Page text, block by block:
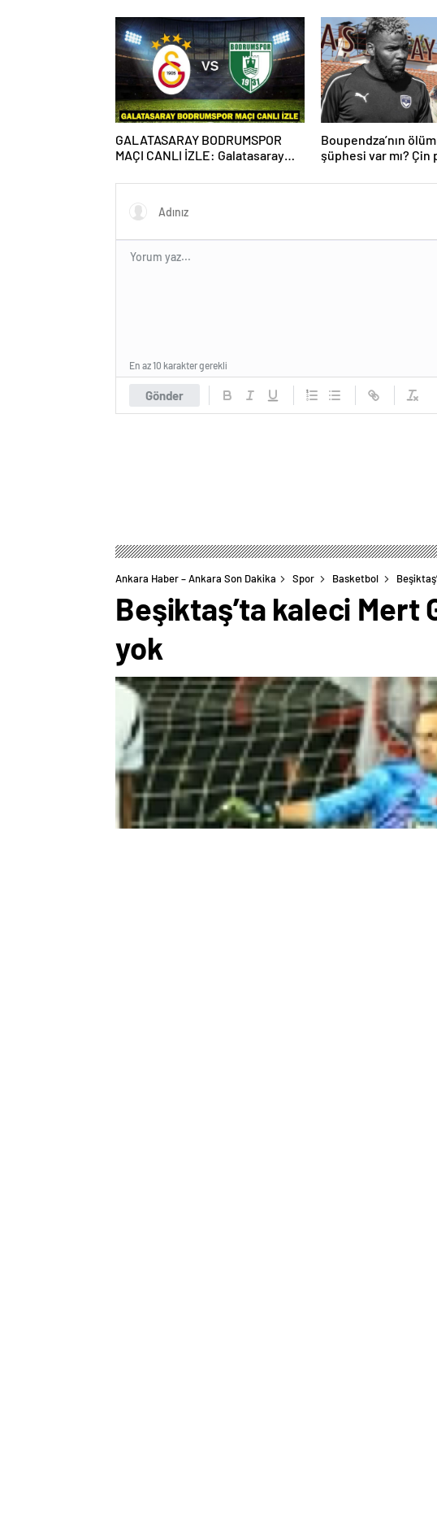
Bodrumspor maçı hangi kanalda,
saat kaçta?
GALATASARAY BODRUMSPOR
MAÇI CANLI İZLE: Galatasaray
Boupendza’nın
şüphesi var mı?
Gönder
En az 10 karakter gerekli
Ankara Haber – Ankara Son Dakika Spor Basketbol
Beşiktaş’ta kaleci Mert
yok